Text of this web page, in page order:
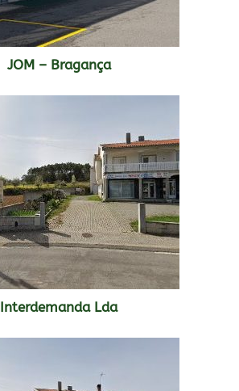
JOM – Bragança
Interdemanda Lda